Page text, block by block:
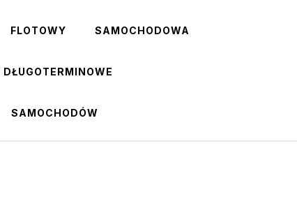
FLOTOWY SAMOCHODOWA
DŁUGOTERMINOWE
SAMOCHODÓW